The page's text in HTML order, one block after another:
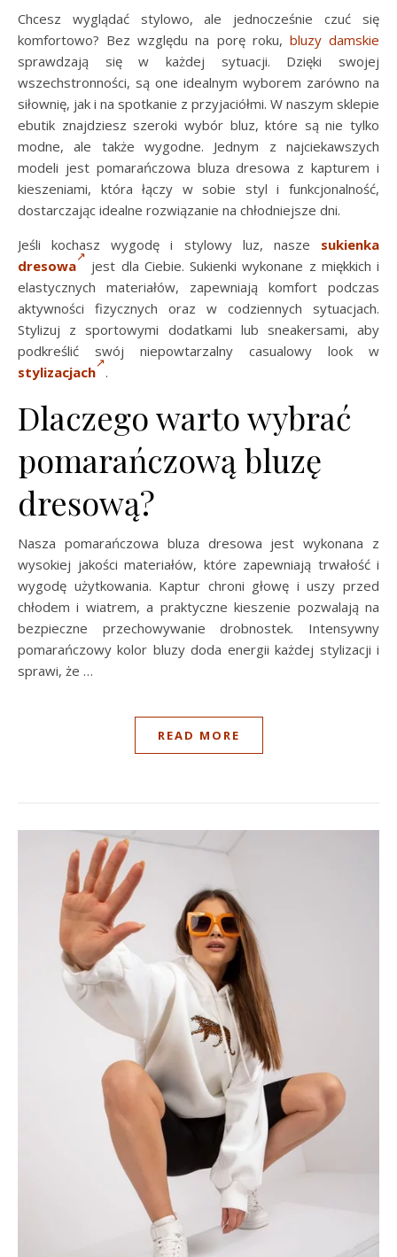
Chcesz wyglądać stylowo, ale jednocześnie czuć się
komfortowo? Bez względu na porę roku, bluzy damskie
sprawdzają się w każdej sytuacji. Dzięki swojej
wszechstronności, są one idealnym wyborem zarówno na
siłownię, jak i na spotkanie z przyjaciółmi. W naszym sklepie
ebutik znajdziesz szeroki wybór bluz, które są nie tylko
modne, ale także wygodne. Jednym z najciekawszych
modeli jest pomarańczowa bluza dresowa z kapturem i
kieszeniami, która łączy w sobie styl i funkcjonalność,
dostarczając idealne rozwiązanie na chłodniejsze dni.
Jeśli kochasz wygodę i stylowy luz, nasze sukienka
dresowa
jest dla Ciebie. Sukienki wykonane z miękkich i
elastycznych materiałów, zapewniają komfort podczas
aktywności fizycznych oraz w codziennych sytuacjach.
Stylizuj z sportowymi dodatkami lub sneakersami, aby
podkreślić swój niepowtarzalny casualowy look w
stylizacjach .
Dlaczego warto wybrać
pomarańczową bluzę
dresową?
Nasza pomarańczowa bluza dresowa jest wykonana z
wysokiej jakości materiałów, które zapewniają trwałość i
wygodę użytkowania. Kaptur chroni głowę i uszy przed
chłodem i wiatrem, a praktyczne kieszenie pozwalają na
bezpieczne przechowywanie drobnostek. Intensywny
pomarańczowy kolor bluzy doda energii każdej stylizacji i
sprawi, że …
READ MORE